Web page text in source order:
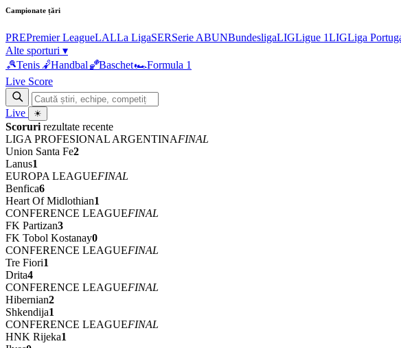
Campionate țări
PREPremier LeagueLALLa LigaSERSerie ABUNBundesligaLIGLigue 1LIGLiga
Alte sporturi ▾
🎾Tenis 🤾Handbal🏀Baschet🏎Formula 1
Live Score
Live ☀
Scoruri rezultate recente
LIGA PROFESIONAL ARGENTINAFINAL
Union Santa Fe2
Lanus1
EUROPA LEAGUEFINAL
Benfica6
Heart Of Midlothian1
CONFERENCE LEAGUEFINAL
FK Partizan3
FK Tobol Kostanay0
CONFERENCE LEAGUEFINAL
Tre Fiori1
Drita4
CONFERENCE LEAGUEFINAL
Hibernian2
Shkendija1
CONFERENCE LEAGUEFINAL
HNK Rijeka1